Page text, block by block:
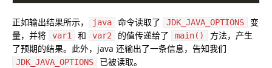
正如输出结果所示， java 命令读取了 JDK_JAVA_OPTIONS
变
量，并将
var1 和 var2 的值传递给了 main()
方法，产生
了预期的结果。此外，java 还输出了一条信息，告知我们
JDK_JAVA_OPTIONS 已被读取。